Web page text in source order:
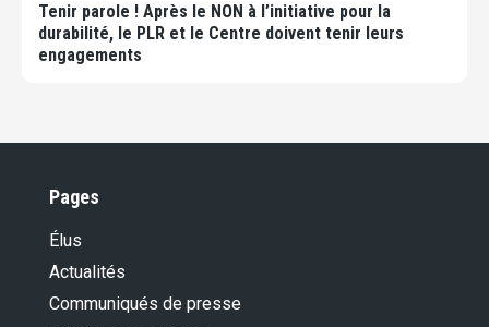
Tenir parole ! Après le NON à l’initiative pour la
durabilité, le PLR et le Centre doivent tenir leurs
engagements
Pages
Élus
Actualités
Communiqués de presse